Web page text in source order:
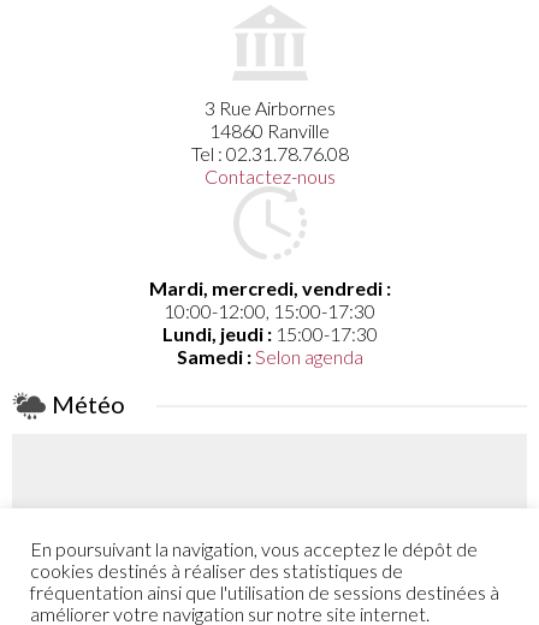
3 Rue Airbornes
14860 Ranville
Tel : 02.31.78.76.08
Contactez-nous
Mardi, mercredi, vendredi :
10:00-12:00, 15:00-17:30
Lundi, jeudi :15:00-17:30
Samedi : Selon agenda
Météo
Coefficient
52 - 48
En poursuivant la navigation, vous acceptez le dépôt de
cookies destinés à réaliser des statistiques de
fréquentation ainsi que l'utilisation de sessions destinées à
améliorer votre navigation sur notre site internet.